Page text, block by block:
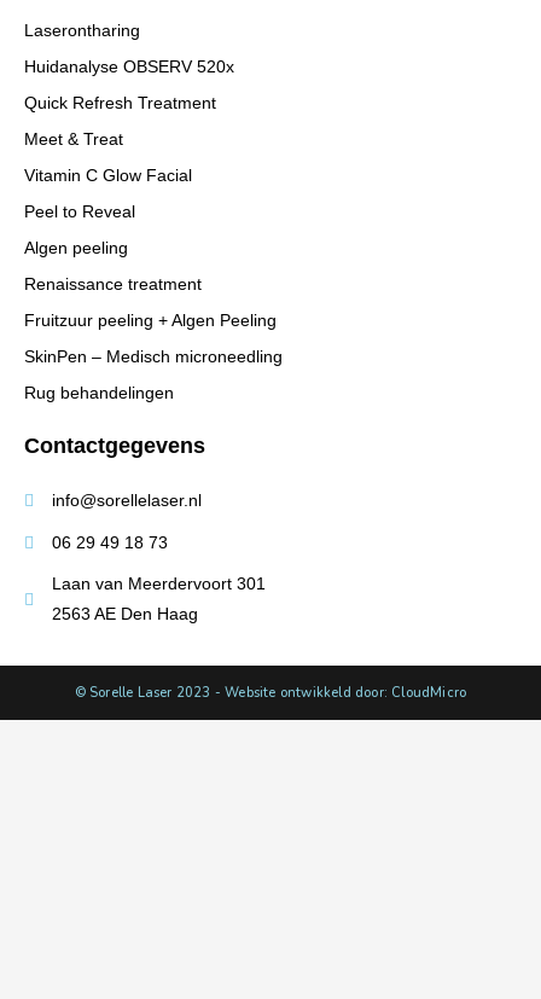
Laserontharing
Huidanalyse OBSERV 520x
Quick Refresh Treatment
Meet & Treat
Vitamin C Glow Facial
Peel to Reveal
Algen peeling
Renaissance treatment
Fruitzuur peeling + Algen Peeling
SkinPen – Medisch microneedling
Rug behandelingen
Contactgegevens
info@sorellelaser.nl
06 29 49 18 73
Laan van Meerdervoort 301
2563 AE Den Haag
© Sorelle Laser 2023 - Website ontwikkeld door: CloudMicro